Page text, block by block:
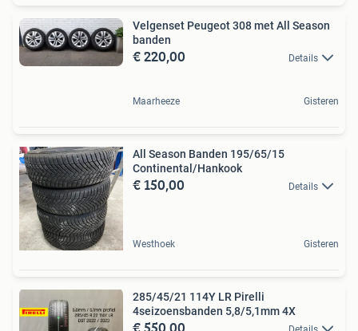
Velgenset Peugeot 308 met All Season
banden
€ 220,00 Details
Maarheeze Gisteren
All Season Banden 195/65/15
Continental/Hankook
€ 150,00 Details
Westhoek Gisteren
285/45/21 114Y LR Pirelli
4seizoensbanden 5,8/5,1mm 4X